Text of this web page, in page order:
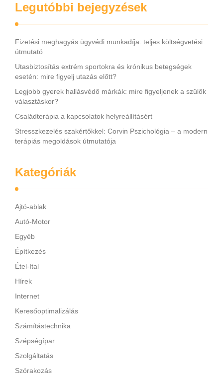
Legutóbbi bejegyzések
Fizetési meghagyás ügyvédi munkadíja: teljes költségvetési
útmutató
Utasbiztosítás extrém sportokra és krónikus betegségek
esetén: mire figyelj utazás előtt?
Legjobb gyerek hallásvédő márkák: mire figyeljenek a szülők
választáskor?
Családterápia a kapcsolatok helyreállításért
Stresszkezelés szakértőkkel: Corvin Pszichológia – a modern
terápiás megoldások útmutatója
Kategóriák
Ajtó-ablak
Autó-Motor
Egyéb
Építkezés
Étel-Ital
Hírek
Internet
Keresőoptimalizálás
Számítástechnika
Szépségípar
Szolgáltatás
Szórakozás